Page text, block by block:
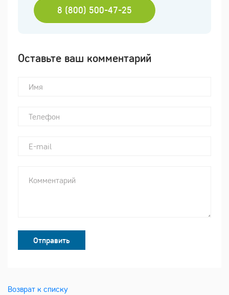
8 (800) 500-47-25
Оставьте ваш комментарий
Отправить
Возврат к списку